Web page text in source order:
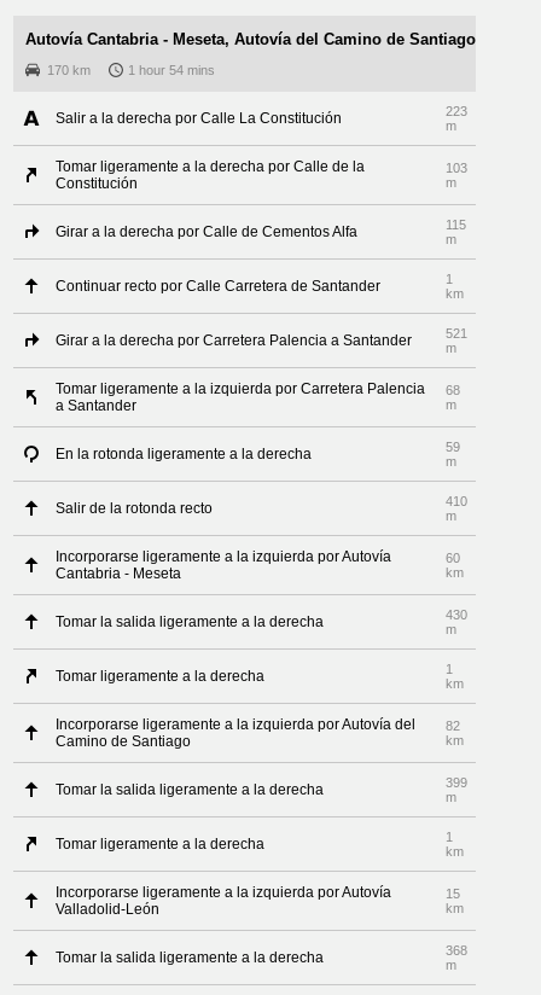
Autovía Cantabria - Meseta, Autovía del Camino de Santiago
170 km 1 hour 54 mins
Salir a la derecha por Calle La Constitución
223
m
Tomar ligeramente a la derecha por Calle de la
Constitución
103
m
Girar a la derecha por Calle de Cementos Alfa
115
m
Continuar recto por Calle Carretera de Santander
1
km
Girar a la derecha por Carretera Palencia a Santander
521
m
Tomar ligeramente a la izquierda por Carretera Palencia
a Santander
68
m
En la rotonda ligeramente a la derecha
59
m
Salir de la rotonda recto
410
m
Incorporarse ligeramente a la izquierda por Autovía
Cantabria - Meseta
60
km
Tomar la salida ligeramente a la derecha
430
m
Tomar ligeramente a la derecha
1
km
Incorporarse ligeramente a la izquierda por Autovía del
Camino de Santiago
82
km
Tomar la salida ligeramente a la derecha
399
m
Tomar ligeramente a la derecha
1
km
Incorporarse ligeramente a la izquierda por Autovía
Valladolid-León
15
km
Tomar la salida ligeramente a la derecha
368
m